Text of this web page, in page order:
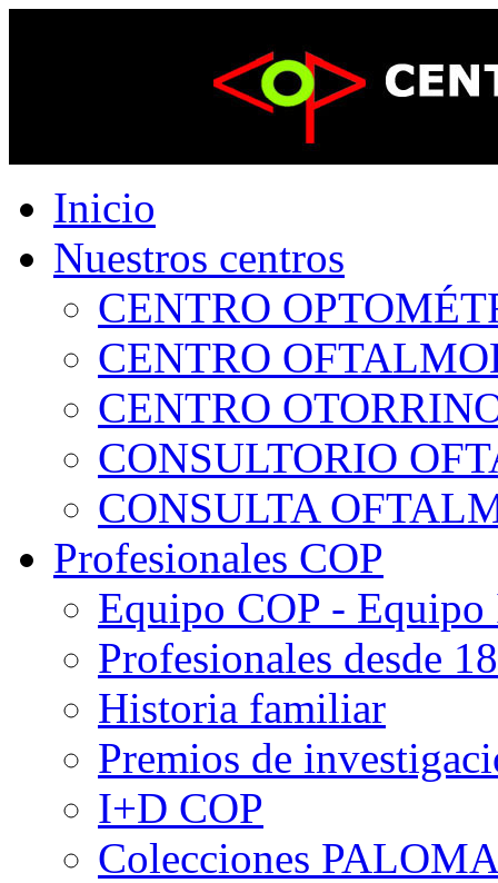
Inicio
Nuestros centros
CENTRO
CENTRO
CENTRO
CONSULTORIO
CONSULTA
Profesionales COP
Equipo COP -
Profesionales desde
Historia familiar
Premios de
I+D COP
Colecciones